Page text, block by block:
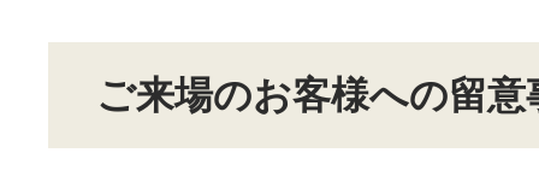
ご来場のお客様への留意